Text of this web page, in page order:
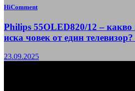
HiComment
Philips 55OLED820/12 – какво
иска човек от един
23.09.2025